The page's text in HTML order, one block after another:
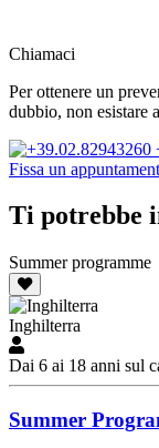
Chiamaci
Per ottenere un
dubbio, non esistare
Fissa un
Ti potrebbe
Summer programme
Inghilterra
Dai 6 ai 18 anni sul
Summer